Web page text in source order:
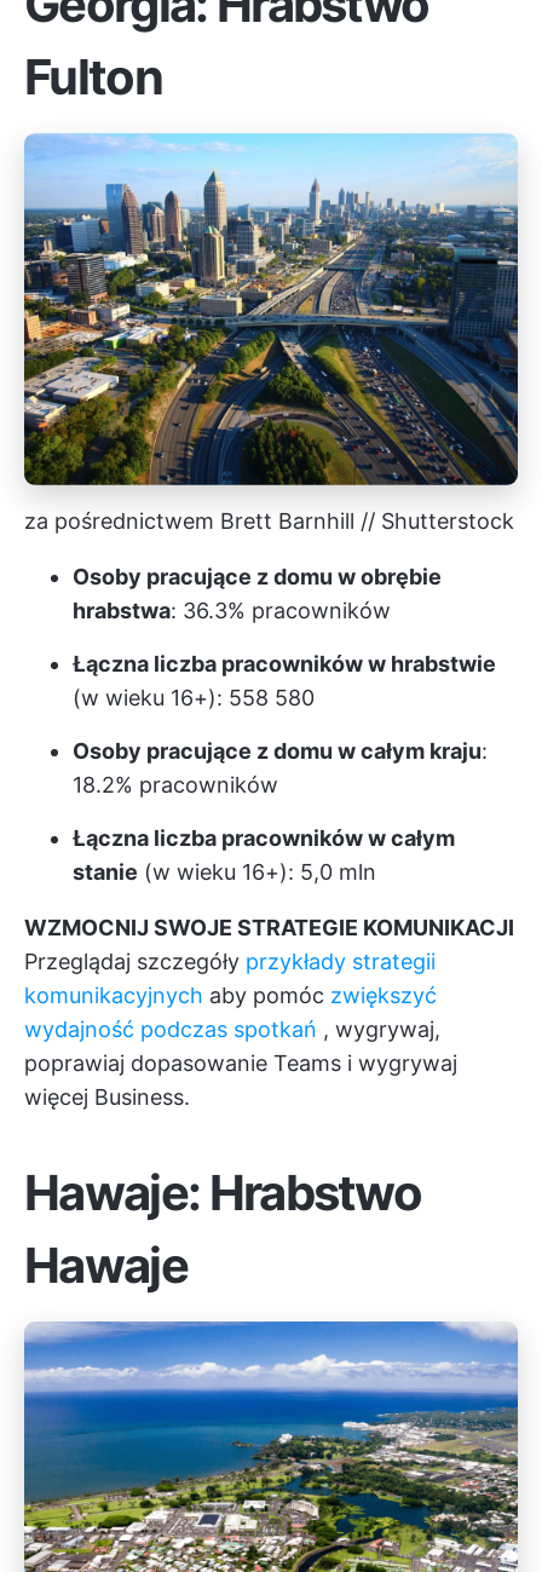
Fulton
za pośrednictwem Brett Barnhill // Shutterstock
Osoby pracujące z domu w obrębie
hrabstwa: 36.3% pracowników
Łączna liczba pracowników w hrabstwie
(w wieku 16+): 558 580
Osoby pracujące z domu w całym kraju:
18.2% pracowników
Łączna liczba pracowników w całym
stanie (w wieku 16+): 5,0 mln
WZMOCNIJ SWOJE STRATEGIE KOMUNIKACJI
Przeglądaj szczegóły przykłady strategii
komunikacyjnych aby pomóc zwiększyć
wydajność podczas spotkań , wygrywaj,
poprawiaj dopasowanie Teams i wygrywaj
więcej Business.
Hawaje: Hrabstwo
Hawaje